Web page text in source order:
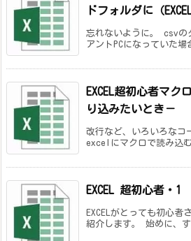
ドフォルダに（
忘れないように。 csvの
アントPCになっていた
EXCEL超初心者マク
り込みたいとき－
改行など、いろいろなコ
excelにマクロで読み込
EXCEL 超初心者・1
EXCELがとっても初心者
紹介します。 始めに、